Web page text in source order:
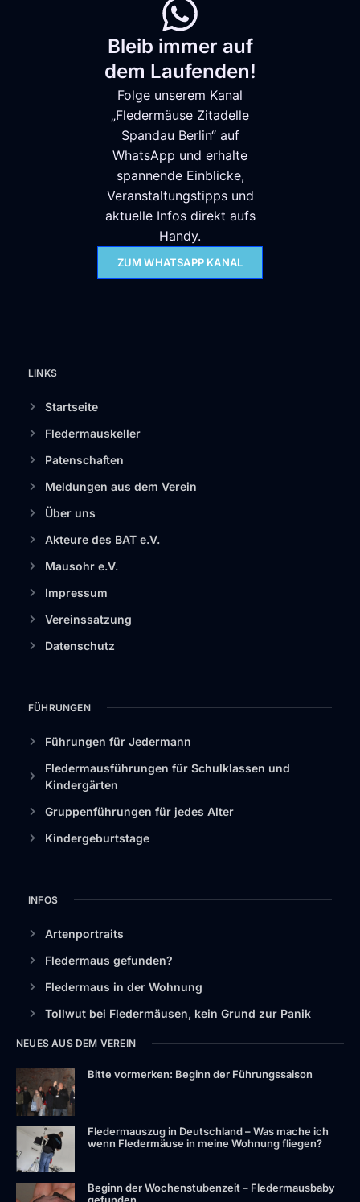
Bleib immer auf
dem Laufenden!
Folge unserem Kanal
„Fledermäuse Zitadelle
Spandau Berlin“ auf
WhatsApp und erhalte
spannende Einblicke,
Veranstaltungstipps und
aktuelle Infos direkt aufs
Handy.
ZUM WHATSAPP KANAL
LINKS
Startseite
Fledermauskeller
Patenschaften
Meldungen aus dem Verein
Über uns
Akteure des BAT e.V.
Mausohr e.V.
Impressum
Vereinssatzung
Datenschutz
FÜHRUNGEN
Führungen für Jedermann
Fledermausführungen für Schulklassen und
Kindergärten
Gruppenführungen für jedes Alter
Kindergeburtstage
INFOS
Artenportraits
Fledermaus gefunden?
Fledermaus in der Wohnung
Tollwut bei Fledermäusen, kein Grund zur Panik
NEUES AUS DEM VEREIN
Bitte vormerken: Beginn der Führungssaison
Fledermauszug in Deutschland – Was mache ich
wenn Fledermäuse in meine Wohnung fliegen?
Beginn der Wochenstubenzeit – Fledermausbaby